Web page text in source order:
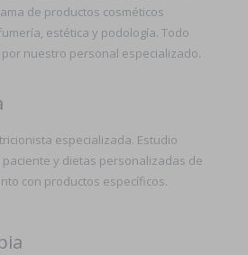
de productos cosméticos
estética y podología. Todo
nuestro personal especializado.
especializada. Estudio
paciente y dietas personalizadas de
con productos específicos.